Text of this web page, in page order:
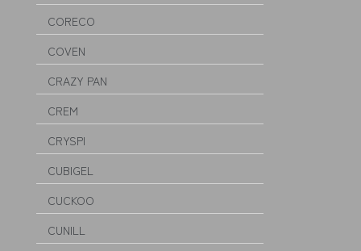
CORECO
COVEN
CRAZY PAN
CREM
CRYSPI
CUBIGEL
CUCKOO
CUNILL